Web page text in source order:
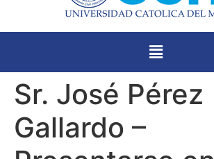
Sr. José Pérez
Gallardo –